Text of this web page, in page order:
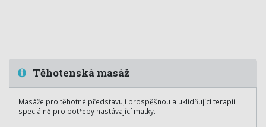
Těhotenská masáž
Masáže pro těhotné představují prospěšnou a uklidňující terapii
speciálně pro potřeby nastávající matky.